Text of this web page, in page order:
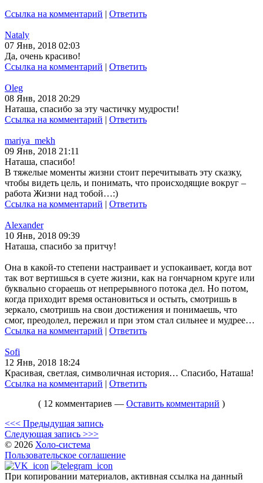
Ссылка на комментарий
Ответить
Nataly
07 Янв, 2018 02:03
Да, очень красиво!
Ссылка на комментарий
Ответить
Oleg
08 Янв, 2018 20:29
Наташа, спасибо за эту частичку мудрости!
Ссылка на комментарий
Ответить
mariya_mekh
09 Янв, 2018 21:11
Наташа, спасибо!
В тяжелые моменты жизни стоит перечитывать эту сказку,
чтобы видеть цель, и понимать, что происходящие вокруг –
работа Жизни над тобой…:)
Ссылка на комментарий
Ответить
Alexander
10 Янв, 2018 09:39
Наташа, спасибо за притчу!
Она в какой-то степени настраивает и успокаивает, когда вот
так вот вертишься в суете жизни, как на гончарном круге или
буквально сгораешь от непрерывного потока дел. Но потом,
когда приходит время остановиться и остыть, смотришь в
зеркало, смотришь на свои достижения и понимаешь, что
смог, преодолел, пережил и при этом стал сильнее и мудрее…
Ссылка на комментарий
Ответить
Sofi
12 Янв, 2018 18:24
Красивая, светлая, символичная история… Спасибо, Наташа!
Ссылка на комментарий
Ответить
( 12 комментариев — Оставить комментарий )
<<< Предыдущая запись
Следующая запись >>>
© 2026 Холо-система
Пользовательское соглашение
При копировании материалов, активная ссылка на данный